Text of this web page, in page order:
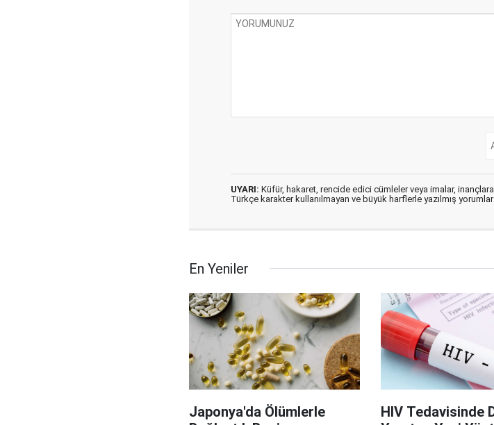
UYARI: Küfür, hakaret, rencide edici cümleler veya imalar, inançlara
Türkçe karakter kullanılmayan ve büyük harflerle yazılmış
En Yeniler
Japonya'da Ölümlerle
HIV Tedavisinde